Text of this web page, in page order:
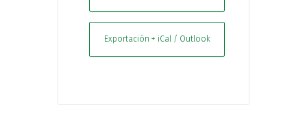
Exportación + iCal / Outlook